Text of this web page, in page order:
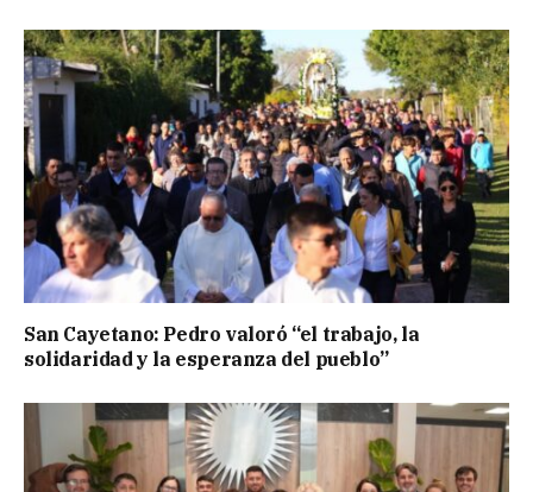
San Cayetano: Pedro valoró “el trabajo, la
solidaridad y la esperanza del pueblo”